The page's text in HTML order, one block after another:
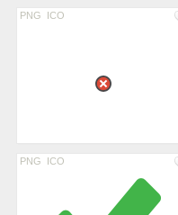
PNG ICO
PNG ICO